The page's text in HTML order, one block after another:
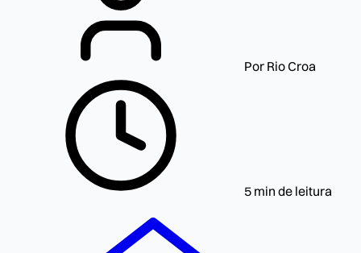
Por Rio Croa
5 min de leitura